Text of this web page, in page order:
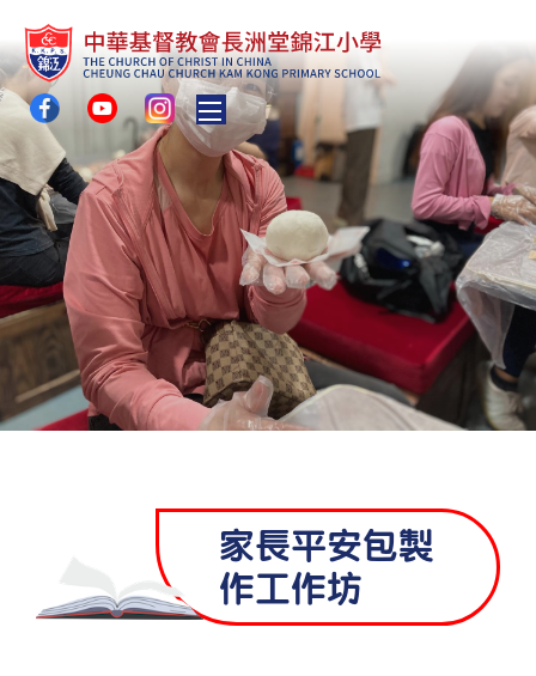
Toggle main menu visibility
家長平安包製
作工作坊